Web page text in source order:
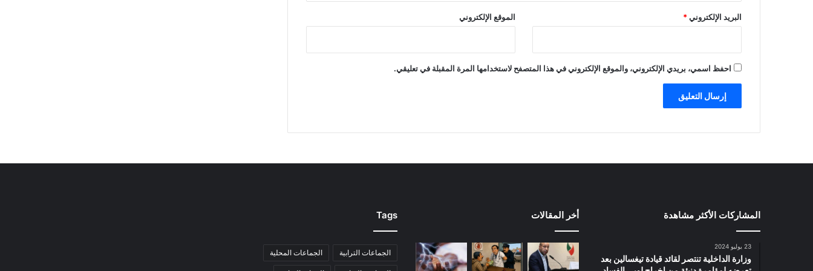
البريد الإلكتروني* الموقع الإلكتروني
احفظ اسمي، بريدي الإلكتروني، والموقع الإلكتروني في هذا المتصفح لاستخدامها المرة المقبلة في تعليقي.
المشاركات الأكثر مشاهدة
23 يوليو 2024
وزارة الداخلية تنتصر لقائد قيادة تيغسالين بعد
أخر المقالات Tags
الجماعات الترابية الجماعات المحلية